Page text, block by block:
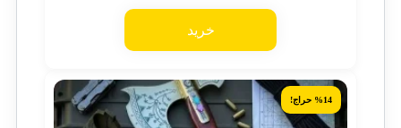
خرید
%14 حراج!